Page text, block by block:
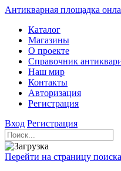
Антикварная площадка
Каталог
Магазины
О проекте
Справочник
Наш мир
Контакты
Авторизация
Регистрация
Вход Регистрация
Перейти на страницу поиска